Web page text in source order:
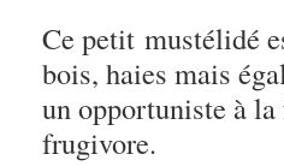
Ce petit mustélidé
bois, haies mais
un opportuniste à
frugivore.